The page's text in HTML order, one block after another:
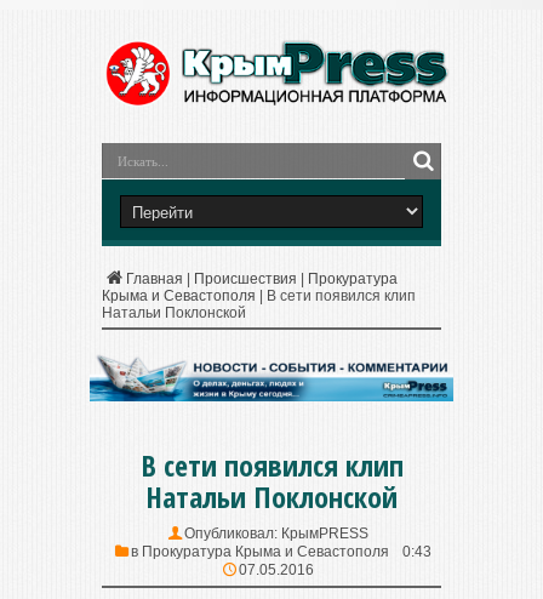
Главная Происшествия
Прокуратура
Крыма и Севастополя
В сети появился клип
Натальи Поклонской
В сети появился клип
Натальи Поклонской
Опубликовал: КрымPRESS
в Прокуратура Крыма и Севастополя
0:43
07.05.2016